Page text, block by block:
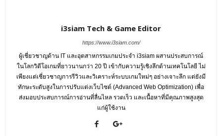
i3siam Tech & Game Editor
https://www.i3siam.com/
ผู้เชี่ยวชาญด้าน IT และอุตสาหกรรมเกมประจำ i3siam ผสานประสบการณ์
ในโลกวิดีโอเกมที่ยาวนานกว่า 20 ปี เข้ากับความรู้เชิงลึกด้านเทคโนโลยี ไม่
เพียงแต่เชี่ยวชาญการรีวิวและวิเคราะห์ระบบเกมใหม่ๆ อย่างเจาะลึก แต่ยังมี
ทักษะระดับสูงในการปรับแต่งเว็บไซต์ (Advanced Web Optimization) เพื่อ
ส่งมอบประสบการณ์การอ่านที่ลื่นไหล รวดเร็ว และเนื้อหาที่มีคุณภาพสูงสุด
แก่ผู้ใช้งาน